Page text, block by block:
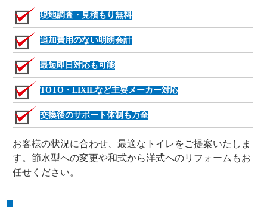
現地調査・見積もり無料
追加費用のない明朗会計
最短即日対応も可能
TOTO・LIXILなど主要メーカー対応
交換後のサポート体制も万全
お客様の状況に合わせ、最適なトイレをご提案いたしま
す。節水型への変更や和式から洋式へのリフォームもお
任せください。